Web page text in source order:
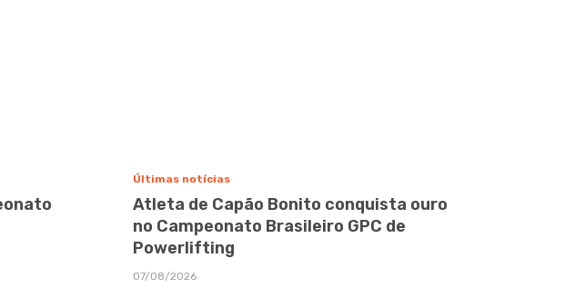
Últimas notícias
Atleta de Capão Bonito conquista ouro
no Campeonato Brasileiro GPC de
Powerlifting
07/08/2026